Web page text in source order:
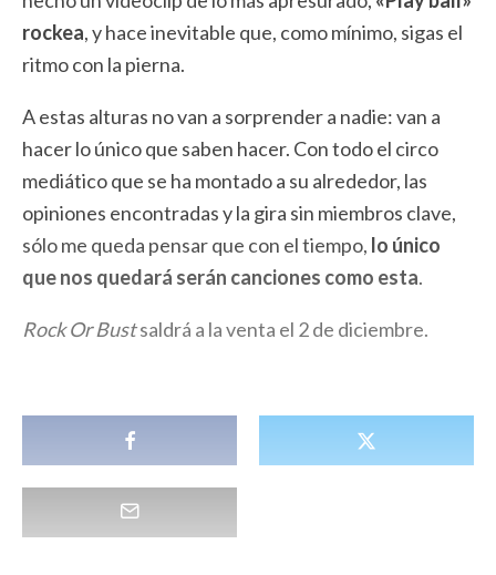
rockea, y hace inevitable que, como mínimo, sigas el
ritmo con la pierna.
A estas alturas no van a sorprender a nadie: van a
hacer lo único que saben hacer. Con todo el circo
mediático que se ha montado a su alrededor, las
opiniones encontradas y la gira sin miembros clave,
sólo me queda pensar que con el tiempo, lo único
que nos quedará serán canciones como esta.
Rock Or Bustsaldrá a la venta el 2 de diciembre.